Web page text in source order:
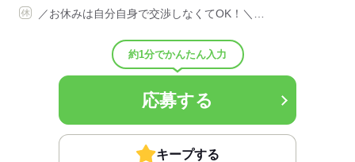
／お休みは自分自身で交渉しなくてOK！＼…
約1分でかんたん入力
応募する
キープする